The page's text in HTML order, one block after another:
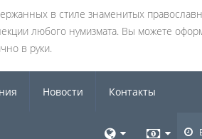
в стиле знаменитых
любого нумизмата. Вы можете
в руки.
Новости Контакты